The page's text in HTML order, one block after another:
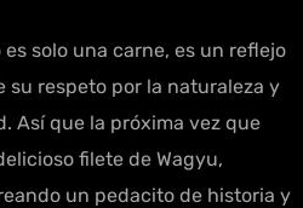
solo una carne, es un reflejo
su respeto por la naturaleza y
Así que la próxima vez que
filete de Wagyu,
un pedacito de historia y